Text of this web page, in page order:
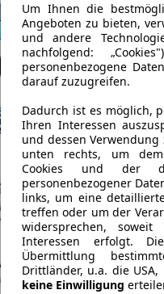
Um Ihnen die
Angeboten zu bieten,
und andere
nachfolgend:
personenbezogene
darauf zuzugreifen.
Dadurch ist es möglich,
Ihren Interessen
und dessen
unten rechts, um
Cookies und der
personenbezogener
links, um eine
treffen oder um der
widersprechen,
Interessen erfolgt.
Übermittlung
Drittländer, u.a. die USA,
keine Einwilligung